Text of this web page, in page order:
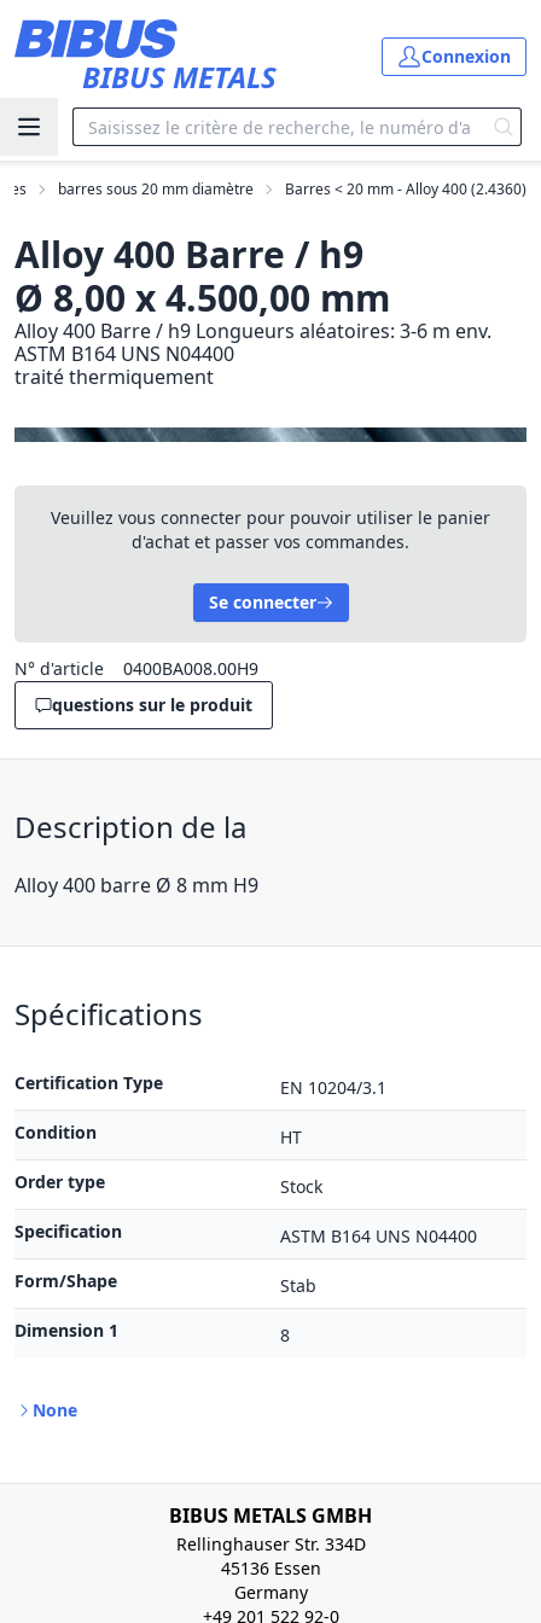
BIBUS METALS
Connexion
barres sous 20 mm diamètre Barres < 20 mm - Alloy 400 (2.4360)
Alloy 400 Barre / h9
Ø 8,00 x 4.500,00 mm
Alloy 400 Barre / h9 Longueurs aléatoires: 3-6 m env.
ASTM B164 UNS N04400
traité thermiquement
Veuillez vous connecter pour pouvoir utiliser le panier
d'achat et passer vos commandes.
Se connecter
N° d'article
0400BA008.00H9
questions sur le produit
Description de la
Alloy 400 barre Ø 8 mm H9
Spécifications
Certification Type
EN 10204/3.1
Condition
HT
Order type
Stock
Specification
ASTM B164 UNS N04400
Form/Shape
Stab
Dimension 1
8
None
BIBUS METALS GMBH
Rellinghauser Str. 334D
45136 Essen
Germany
+49 201 522 92-0